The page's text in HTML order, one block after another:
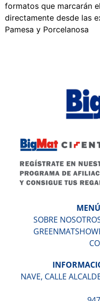
formatos que marcarán
directamente desde las
Pamesa y Porcelanosa
SOBRE
GREENMAT
NAVE, CALLE